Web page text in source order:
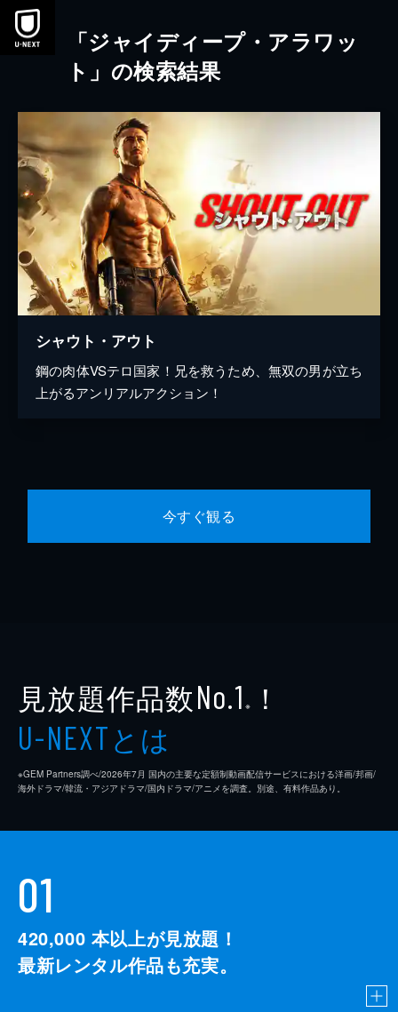
本文へスキップ
「ジャイディープ・アラワッ
ト」の検索結果
シャウト・アウト
鋼の肉体VSテロ国家！兄を救うため、無双の男が立ち
上がるアンリアルアクション！
今すぐ観る
見放題作品数No.1 ※ ！
U-NEXTとは
※GEM Partners調べ/2026年7⽉ 国内の主要な定額制動画配信サービスにおける洋画/邦画/
海外ドラマ/韓流・アジアドラマ/国内ドラマ/アニメを調査。別途、有料作品あり。
01
420,000 本以上が見放題！
最新レンタル作品も充実。